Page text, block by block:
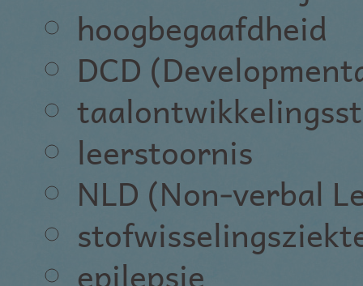
hoogbegaafdheid
DCD
leerstoornis
NLD (Non-verbal
epilepsie